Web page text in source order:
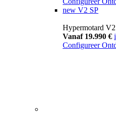
new V2 SP
Hypermotard
Vanaf 19.990 € i
Configureer